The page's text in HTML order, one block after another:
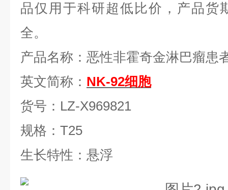
品仅用于科研超低比价，产品货
全。
产品名称：恶性非霍奇金淋巴瘤患
英文简称： NK-92细胞
货号： LZ-X969821
规格： T25
生长特性：悬浮